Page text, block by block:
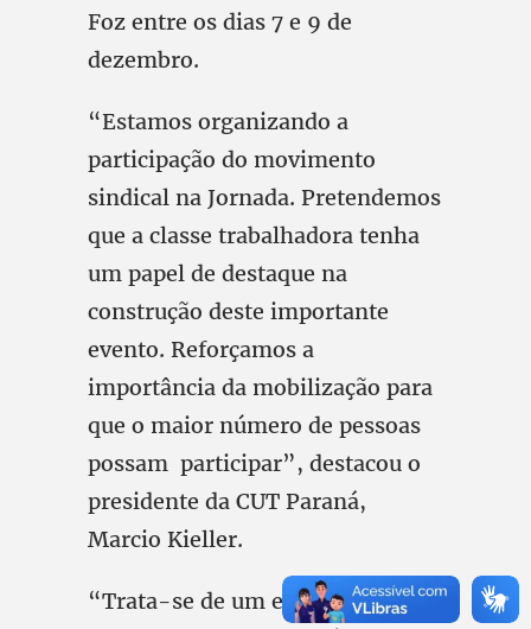
Foz entre os dias 7 e 9 de
dezembro.
“Estamos organizando a
participação do movimento
sindical na Jornada. Pretendemos
que a classe trabalhadora tenha
um papel de destaque na
construção deste importante
evento. Reforçamos a
importância da mobilização para
que o maior número de pessoas
possam participar”, destacou o
presidente da CUT Paraná,
Marcio Kieller.
“Trata-se de um evento da maior